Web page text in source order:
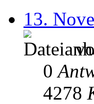
13.
0
4278